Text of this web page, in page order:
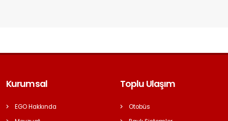
Kurumsal
EGO Hakkında
Toplu Ulaşım
Otobüs